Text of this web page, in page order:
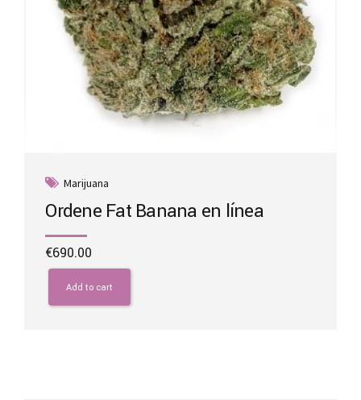
Marijuana
Ordene Fat Banana en línea
€690.00
Add to cart